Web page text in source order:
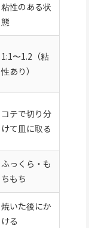
粘性のある状
態
1:1〜1.2（粘
性あり）
コテで切り分
けて皿に取る
ふっくら・も
ちもち
焼いた後にか
ける